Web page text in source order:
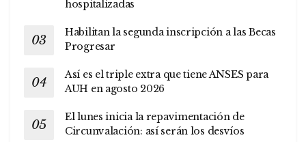
hospitalizadas
Habilitan la segunda inscripción a las Becas
Progresar
Así es el triple extra que tiene ANSES para
AUH en agosto 2026
El lunes inicia la repavimentación de
Circunvalación: así serán los desvíos